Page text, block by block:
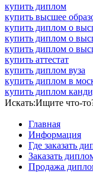
купить диплом
купить высшее
купить диплом о
купить диплом о
купить диплом о
купить аттестат
купить диплом вуза
купить диплом в
купить диплом
Искать:Ищите что-
Главная
Информация
Где заказать
Заказать
Продажа